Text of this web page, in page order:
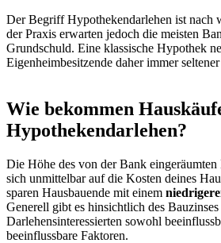
Der Begriff Hypothekendarlehen ist nach
der Praxis erwarten jedoch die meisten
Grundschuld. Eine klassische Hypothek
Eigenheimbesitzende daher immer
Wie bekommen
Hypothekendarlehen?
Die Höhe des von der Bank
sich unmittelbar auf die Kosten deines
sparen Hausbauende mit einem
Generell gibt es hinsichtlich des
Darlehensinteressierten sowohl
beeinflussbare Faktoren.